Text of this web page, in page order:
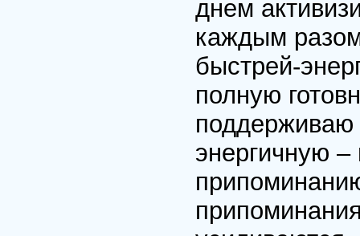
днем
каждым
быстрей-
полную
поддерживаю
энергичную –